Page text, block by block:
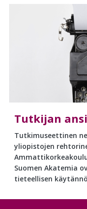
Tutkijan
Tutkimuseettinen
yliopistojen
Suomen Akatemia
tieteellisen